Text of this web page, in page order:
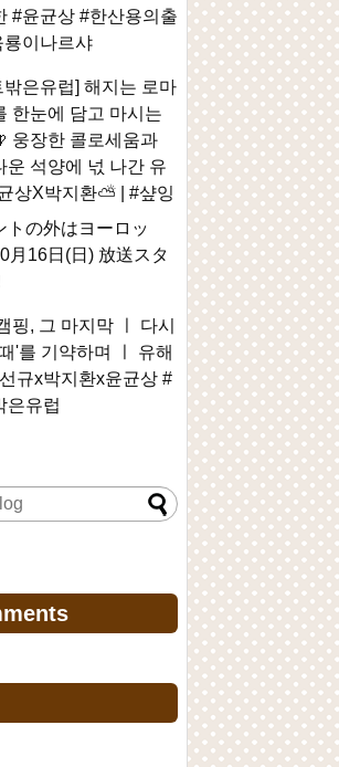
#윤균상 #한산용의출
룡이나르샤
밖은유럽] 해지는 로마
한눈에 담고 마시는
웅장한 콜로세움과
운 석양에 넋 나간 유
상X박지환⛅ | #샾잉
トの外はヨーロッ
月16日(日) 放送スタ
핑, 그 마지막 ㅣ 다시
'를 기약하며 ㅣ 유해
규x박지환x윤균상 #
은유럽